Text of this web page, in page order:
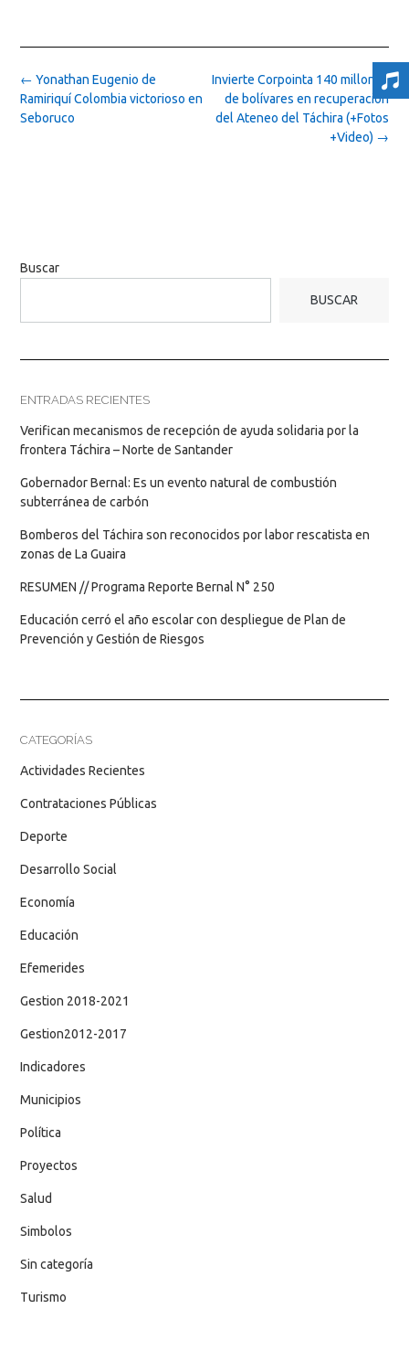
Post
navigation
Invierte Corpointa 140 millones
de bolívares en recuperación
del Ateneo del Táchira (+Fotos
+Video) →
← Yonathan Eugenio de
Ramiriquí Colombia victorioso en
Seboruco
Buscar
BUSCAR
ENTRADAS RECIENTES
Verifican mecanismos de recepción de ayuda solidaria por la
frontera Táchira – Norte de Santander
Gobernador Bernal: Es un evento natural de combustión
subterránea de carbón
Bomberos del Táchira son reconocidos por labor rescatista en
zonas de La Guaira
RESUMEN // Programa Reporte Bernal N° 250
Educación cerró el año escolar con despliegue de Plan de
Prevención y Gestión de Riesgos
CATEGORÍAS
Actividades Recientes
Contrataciones Públicas
Deporte
Desarrollo Social
Economía
Educación
Efemerides
Gestion 2018-2021
Gestion2012-2017
Indicadores
Municipios
Política
Proyectos
Salud
Simbolos
Sin categoría
Turismo